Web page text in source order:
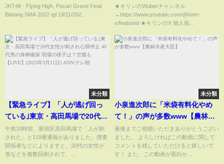
JKT48 - Flying High, Pocari Grand Final
Bintang SMA 2022 tgl 19/11/202...
て
★キリンのVtuberチャンネル
→https://www.youtube.com/@kirin-
v/featured ★キリンのX 個人垢...
未分類
【緊急ライブ】「人が逃げ回っ
ている｣東京・高田馬場で20代女
性が刺され心肺停止 40代男の身
柄確保 現場の様子は？空撮も
【LIVE】(2025年3月11日) ANN/
午前10時前、新宿区高田馬場で「人が刺
された」と119番通報がありました。捜査
関係者などによりますと、20代の女性が
首などを複数回刺されて、...
未分類
小泉進次郎に「米袋有料化やめ
て！」の声が多数www【農林水
産大臣】
最後までご視聴いただきありがとうござい
ました。 よろしければこの動画に関して
コメントを残していただけると嬉しいで
す！ また、この動画が面白か...